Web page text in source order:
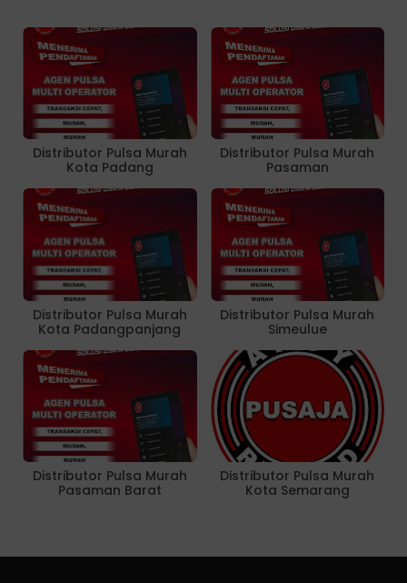
Distributor Pulsa Murah
Kota Padang
Distributor Pulsa Murah
Pasaman
Distributor Pulsa Murah
Kota Padangpanjang
Distributor Pulsa Murah
Simeulue
Distributor Pulsa Murah
Pasaman Barat
Distributor Pulsa Murah
Kota Semarang